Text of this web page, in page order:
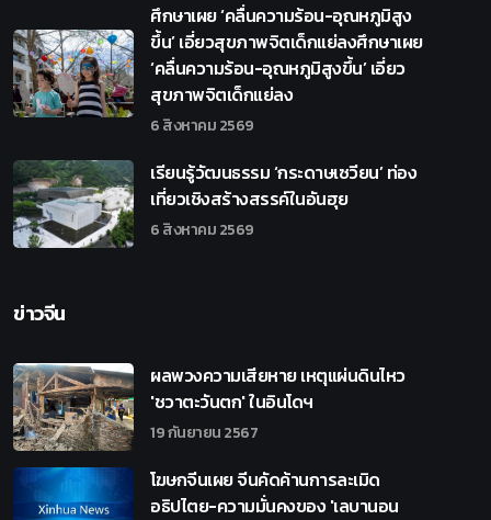
ศึกษาเผย ‘คลื่นความร้อน-อุณหภูมิสูง
ขึ้น’ เอี่ยวสุขภาพจิตเด็กแย่ลงศึกษาเผย
‘คลื่นความร้อน-อุณหภูมิสูงขึ้น’ เอี่ยว
สุขภาพจิตเด็กแย่ลง
6 สิงหาคม 2569
เรียนรู้วัฒนธรรม ‘กระดาษเซวียน’ ท่อง
เที่ยวเชิงสร้างสรรค์ในอันฮุย
6 สิงหาคม 2569
ข่าวจีน
ผลพวงความเสียหาย เหตุแผ่นดินไหว
'ชวาตะวันตก' ในอินโดฯ
19 กันยายน 2567
โฆษกจีนเผย จีนคัดค้านการละเมิด
อธิปไตย-ความมั่นคงของ 'เลบานอน